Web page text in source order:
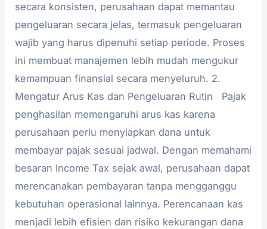
secara konsisten, perusahaan dapat memantau
pengeluaran secara jelas, termasuk pengeluaran
wajib yang harus dipenuhi setiap periode. Proses
ini membuat manajemen lebih mudah mengukur
kemampuan finansial secara menyeluruh. 2.
Mengatur Arus Kas dan Pengeluaran Rutin Pajak
penghasilan memengaruhi arus kas karena
perusahaan perlu menyiapkan dana untuk
membayar pajak sesuai jadwal. Dengan memahami
besaran Income Tax sejak awal, perusahaan dapat
merencanakan pembayaran tanpa mengganggu
kebutuhan operasional lainnya. Perencanaan kas
menjadi lebih efisien dan risiko kekurangan dana